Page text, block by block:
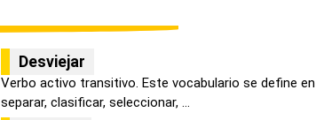
Desviejar
Verbo activo transitivo. Este vocabulario se define en
separar, clasificar, seleccionar, ...